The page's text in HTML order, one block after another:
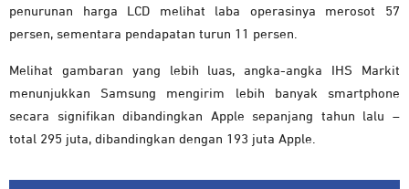
penurunan harga LCD melihat laba operasinya merosot 57
persen, sementara pendapatan turun 11 persen.
Melihat gambaran yang lebih luas, angka-angka IHS Markit
menunjukkan Samsung mengirim lebih banyak smartphone
secara signifikan dibandingkan Apple sepanjang tahun lalu –
total 295 juta, dibandingkan dengan 193 juta Apple.